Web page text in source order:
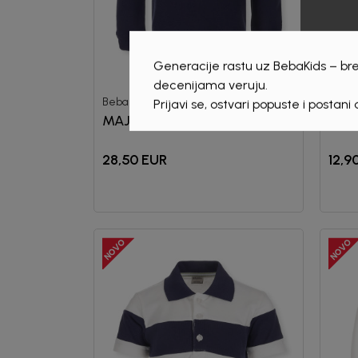
Beba Kids
MAJICA ZA DJEČAKE
28,50 EUR
Beba
Generacije rastu uz BebaKids –
decenijama veruju.
Prijavi se, ostvari popuste i postani